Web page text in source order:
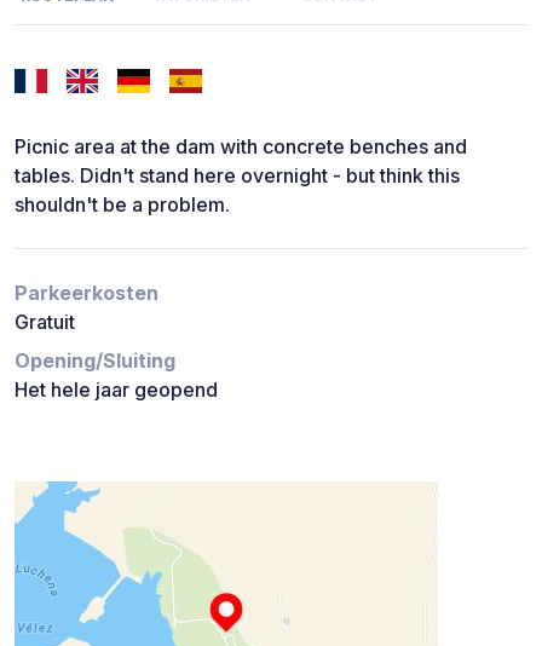
Picnic area at the dam with concrete benches and
tables. Didn't stand here overnight - but think this
shouldn't be a problem.
Parkeerkosten
Gratuit
Opening/Sluiting
Het hele jaar geopend